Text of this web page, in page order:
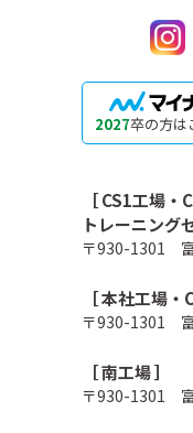
2027卒の方は
［ CS1工場
トレーニング
〒930-1301
［ 本社工場・
〒930-1301
［ 南工場 ］
〒930-1301